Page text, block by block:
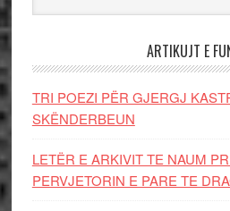
ARTIKUJT E
TRI POEZI PËR GJERGJ
SKËNDERBEUN
LETËR E ARKIVIT TE NAUM
PERVJETORIN E PARE TE